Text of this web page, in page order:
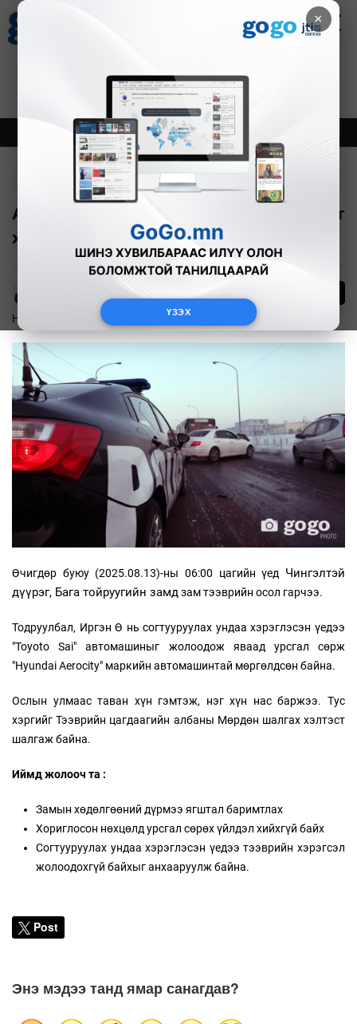
×
ҮЗЭХ
Зурхай
8.07
Онцлох Шинэ
Автомашин автобустай мөргөлдөж, нэг
хүн амиа алдлаа
Нийгэм 2025-08-14
Өчигдөр буюу (2025.08.13)-ны 06:00 цагийн үед Чингэлтэй
дүүрэг, Бага тойруугийн замдзам тээврийн осол гарчээ.
Тодруулбал, Иргэн Ө нь согтууруулах ундаа хэрэглэсэн үедээ
"Toyoto Sai" автомашиныг жолоодож яваад урсгал сөрж
"Hyundai Aerocity" маркийн автомашинтай мөргөлдсөн байна.
Ослын улмаас таван хүн гэмтэж, нэг хүн нас баржээ. Тус
хэргийг Тээврийн цагдаагийн албаны Мөрдөн шалгах хэлтэст
шалгаж байна.
Иймд жолооч та :
Замын хөдөлгөөний дүрмээ ягштал баримтлах
Хориглосон нөхцөлд урсгал сөрөх үйлдэл хийхгүй байх
Согтууруулах ундаа хэрэглэсэн үедээ тээврийн хэрэгсэл
жолоодохгүй байхыг анхааруулж байна.
Post
Энэ мэдээ танд ямар санагдав?